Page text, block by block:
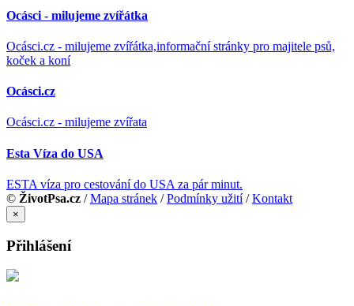
Ocásci - milujeme zvířátka
Ocásci.cz - milujeme zvířátka,informační stránky pro majitele psů,
koček a koní
Ocásci.cz
Ocásci.cz - milujeme zvířata
Esta Víza do USA
ESTA víza pro cestování do USA za pár minut.
© ŽivotPsa.cz /Mapa stránek /Podmínky užití/Kontakt
×
Přihlášení